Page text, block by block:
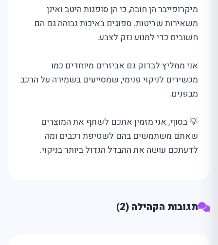
מיקרופייבר הן חובה, כי הן סופגות היטב ואינן
משאירות שריטות. ספוגים באיכות גבוהה גם הם
חשובים כדי למנוע נזק לצבע.
אני ממליץ לבדוק גם אביזרים מיוחדים כמו
מכשירים לניקוי פנימי, שמסייעים בשמירה על הרכב
מבפנים.
💡 בסוף, אני מזמין אתכם לשתף את המוצרים
שאתם משתמשים בהם לשטיפת רכבים ומה
לדעתכם עושה את ההבדל הגדול ביותר בניקוי.
תגובות הקהילה (2)